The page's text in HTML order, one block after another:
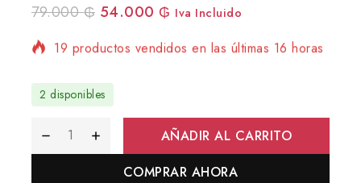
79.000₲ 54.000 ₲ Iva Incluido
19 productos vendidos en las últimas 16 horas
¡Se vende rápido! Más de 11 personas tienen
2 disponibles
AÑADIR AL CARRITO
COMPRAR AHORA